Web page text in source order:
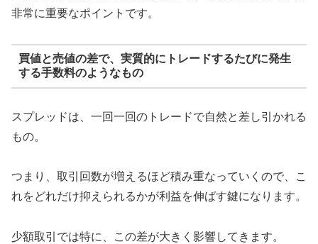
非常に重要なポイントです。
買値と売値の差で、実質的にトレードするたびに発生
する手数料のようなもの
スプレッドは、一回一回のトレードで自然と差し引かれる
もの。
つまり、取引回数が増えるほど積み重なっていくので、こ
れをどれだけ抑えられるかが利益を伸ばす鍵になります。
少額取引では特に、この差が大きく影響してきます。